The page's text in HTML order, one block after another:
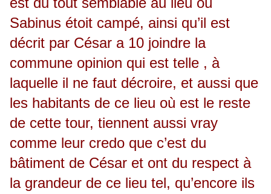
Sabinus étoit campé, ainsi qu’il est
décrit par César a 10 joindre la
commune opinion qui est telle , à
laquelle il ne faut décroire, et aussi que
les habitants de ce lieu où est le reste
de cette tour, tiennent aussi vray
comme leur credo que c’est du
bâtiment de César et ont du respect à
la grandeur de ce lieu tel, qu’encore ils